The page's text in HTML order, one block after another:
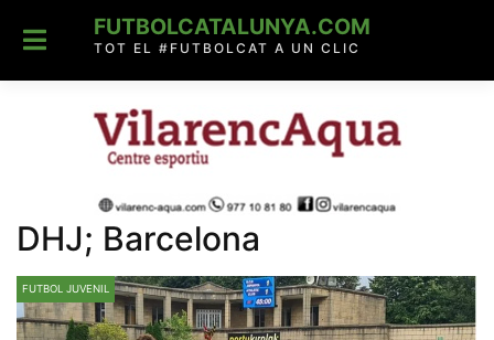
content
FUTBOLCATALUNYA.COM
TOT EL #FUTBOLCAT A UN CLIC
DHJ; Barcelona
FUTBOL JUVENIL